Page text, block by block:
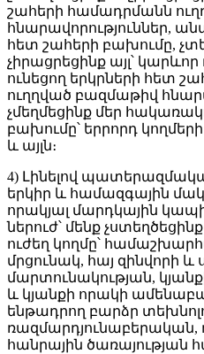
շահերի համադրմանն
հնարավորություններ,
հետ շահերի բախումը,
չիրացրեցինք այլ՝
ունեցող երկրների հետ
ուղղված բազմաթիվ
չմեղմեցինք մեր
բախումը՝ երրորդ
և այլն։
4) Լինելով
երկիր և համազգային
որակյալ մարդկային
ներուժ՝ մենք
ուժեղ կողմը՝
մրցունակ, հայ զինվորի և
մարտունակության,
և կյանքի որակի
ենթադրող բարձր
հանրային ծառայության